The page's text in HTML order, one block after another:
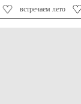
встречаем лето